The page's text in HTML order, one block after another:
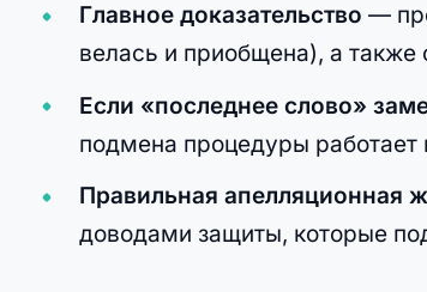
Главное доказательство —
велась и приобщена), а
Если «последнее слово»
подмена процедуры работает
Правильная апелляционная
доводами защиты, которые